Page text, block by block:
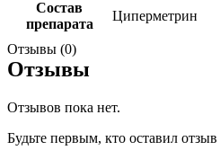
Состав
препарата
Циперметрин
Отзывы (0)
Отзывы
Отзывов пока нет.
Будьте первым, кто оставил